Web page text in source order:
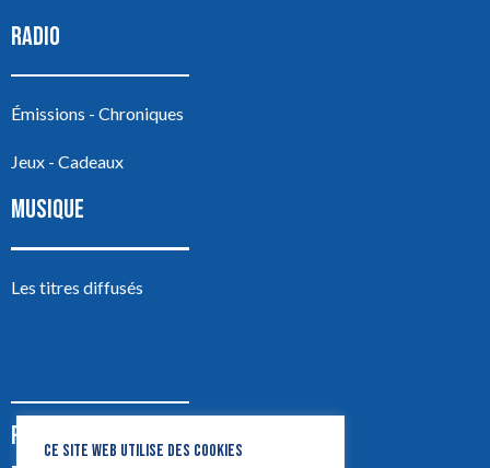
RADIO
Émissions - Chroniques
Jeux - Cadeaux
MUSIQUE
Les titres diffusés
PODCASTS
CE SITE WEB UTILISE DES COOKIES